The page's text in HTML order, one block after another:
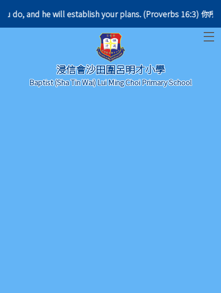
and he will establish your plans. (Proverbs 16:3) 你所做
浸信會沙田圍呂明才小學
Baptist (Sha Tin Wai) Lui Ming Choi Primary School